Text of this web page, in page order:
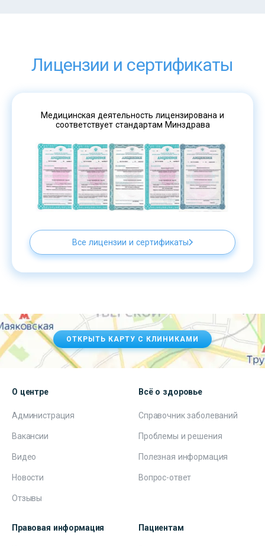
Лицензии и сертификаты
Медицинская деятельность лицензирована и
соответствует стандартам Минздрава
Все лицензии и сертификаты
ОТКРЫТЬ КАРТУ С КЛИНИКАМИ
О центре
Администрация
Вакансии
Видео
Новости
Отзывы
Всё о здоровье
Справочник заболеваний
Проблемы и решения
Полезная информация
Вопрос-ответ
Правовая информация Пациентам